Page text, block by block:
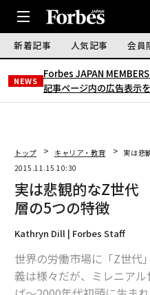
新着記事 人気記事 会員
NEWS
Forbes JAPAN
記事ページ内の広告表示
トップ キャリア・教育
実は悲
2015.11.15 10:30
実は悲観的なZ世
層の5つの特徴
Kathryn Dill | Forbes Staff
世界の労働市場に「Z世代
義は様々だが、ミレニア